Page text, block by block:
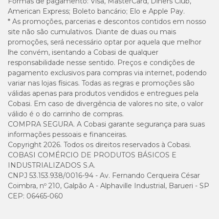
American Express; Boleto bancário; Elo e Apple Pay.
* As promoções, parcerias e descontos contidos em nosso
site não são cumulativos. Diante de duas ou mais
promoções, será necessário optar por aquela que melhor
lhe convém, isentando a Cobasi de qualquer
responsabilidade nesse sentido. Preços e condições de
pagamento exclusivos para compras via internet, podendo
variar nas lojas físicas. Todas as regras e promoções são
válidas apenas para produtos vendidos e entregues pela
Cobasi. Em caso de divergência de valores no site, o valor
válido é o do carrinho de compras.
COMPRA SEGURA. A Cobasi garante segurança para suas
informações pessoais e financeiras.
Copyright 2026. Todos os direitos reservados à Cobasi.
COBASI COMÉRCIO DE PRODUTOS BÁSICOS E
INDUSTRIALIZADOS S.A.
CNPJ 53.153.938/0016-94 - Av. Fernando Cerqueira César
Coimbra, nº 210, Galpão A - Alphaville Industrial, Barueri - SP
CEP: 06465-060